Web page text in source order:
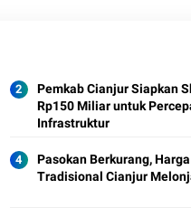
Pemkab Cianjur Siapkan
Rp150 Miliar untuk
Infrastruktur
Pasokan Berkurang,
Tradisional Cianjur